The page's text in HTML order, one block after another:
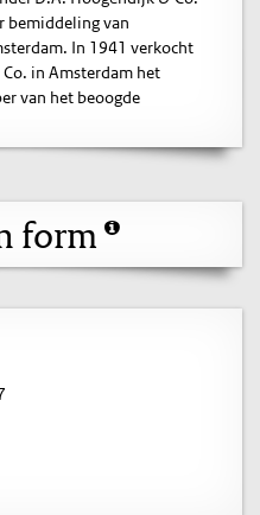
bemiddeling van
In 1941 verkocht
in Amsterdam het
van het beoogde
form